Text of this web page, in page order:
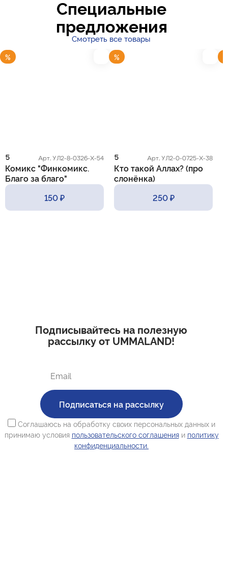
Специальные
предложения
Смотреть все товары
%
5 Арт. УЛ2-8-0326-Х-54
Комикс "Финкомикс.
Благо за благо"
150 ₽
%
5 Арт. УЛ2-0-0725-Х-38
Кто такой Аллах? (про
слонёнка)
250 ₽
Подписывайтесь на полезную
рассылку от UMMALAND!
Подписаться на рассылку
Соглашаюсь на обработку своих персональных данных и
принимаю условия пользовательского соглашенияи политику
конфиденциальности.